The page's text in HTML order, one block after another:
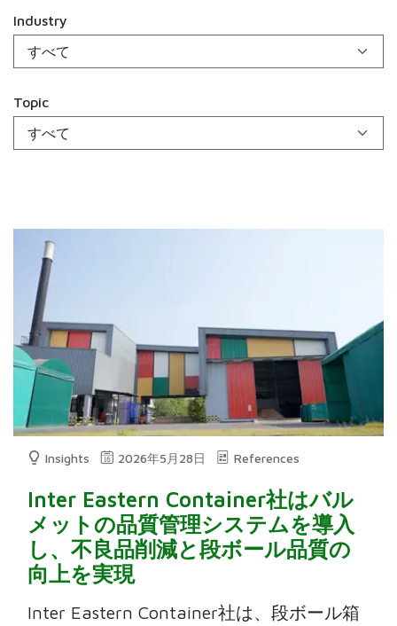
Industry
Topic
Insights 2026年5月28日 References
Inter Eastern Container社はバル
メットの品質管理システムを導入
し、不良品削減と段ボール品質の
向上を実現
Inter Eastern Container社は、段ボール箱